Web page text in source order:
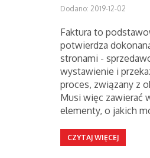
Dodano: 2019-12-02
Faktura to
potwierdza
stronami -
wystawienie i
proces, związany z
Musi więc zawierać
elementy, o jakich
CZYTAJ WIĘCEJ